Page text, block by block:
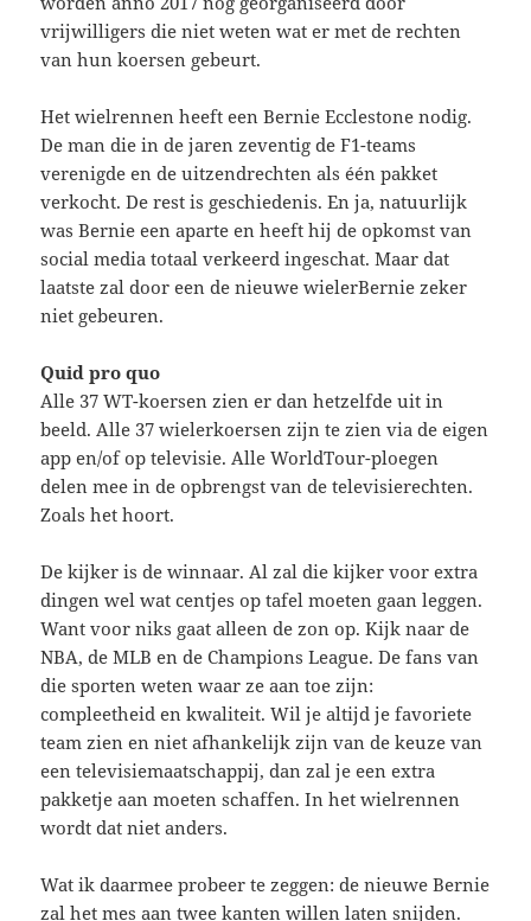
vrijwilligers die niet weten wat er met de rechten
van hun koersen gebeurt.
Het wielrennen heeft een Bernie Ecclestone nodig.
De man die in de jaren zeventig de F1-teams
verenigde en de uitzendrechten als één pakket
verkocht. De rest is geschiedenis. En ja, natuurlijk
was Bernie een aparte en heeft hij de opkomst van
social media totaal verkeerd ingeschat. Maar dat
laatste zal door een de nieuwe wielerBernie zeker
niet gebeuren.
Quid pro quo
Alle 37 WT-koersen zien er dan hetzelfde uit in
beeld. Alle 37 wielerkoersen zijn te zien via de eigen
app en/of op televisie. Alle WorldTour-ploegen
delen mee in de opbrengst van de televisierechten.
Zoals het hoort.
De kijker is de winnaar. Al zal die kijker voor extra
dingen wel wat centjes op tafel moeten gaan leggen.
Want voor niks gaat alleen de zon op. Kijk naar de
NBA, de MLB en de Champions League. De fans van
die sporten weten waar ze aan toe zijn:
compleetheid en kwaliteit. Wil je altijd je favoriete
team zien en niet afhankelijk zijn van de keuze van
een televisiemaatschappij, dan zal je een extra
pakketje aan moeten schaffen. In het wielrennen
wordt dat niet anders.
Wat ik daarmee probeer te zeggen: de nieuwe Bernie
zal het mes aan twee kanten willen laten snijden.